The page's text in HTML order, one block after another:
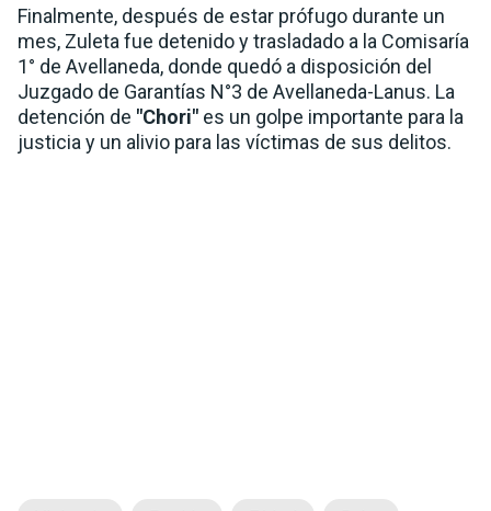
Finalmente, después de estar prófugo durante un
mes, Zuleta fue detenido y trasladado a la Comisaría
1° de Avellaneda, donde quedó a disposición del
Juzgado de Garantías N°3 de Avellaneda-Lanus. La
detención de "Chori" es un golpe importante para la
justicia y un alivio para las víctimas de sus delitos.